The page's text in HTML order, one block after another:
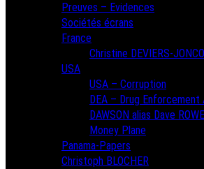
Preuves – Evidences
Sociétés écrans
France
Christine DEVIERS-
USA
USA – Corruption
DEA – Drug
DAWSON alias Dave ROWE
Money Plane
Panama-Papers
Christoph BLOCHER